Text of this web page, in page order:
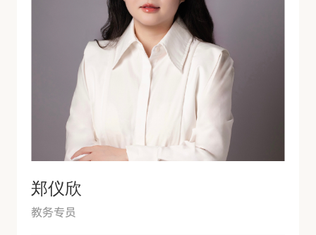
郑仪欣
教务专员